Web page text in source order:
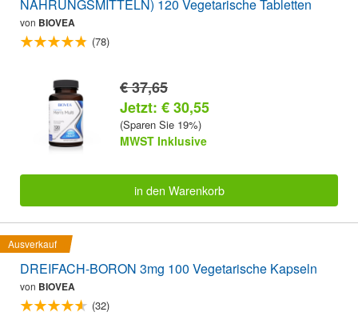
NAHRUNGSMITTELN) 120 Vegetarische Tabletten
von BIOVEA
(78)
€ 37,65
Jetzt: € 30,55
(Sparen Sie 19%)
MWST Inklusive
in den Warenkorb
Ausverkauf
DREIFACH-BORON 3mg 100 Vegetarische Kapseln
von BIOVEA
(32)